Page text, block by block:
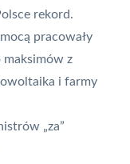
rekord.
pracowały
maksimów z
i farmy
„za”